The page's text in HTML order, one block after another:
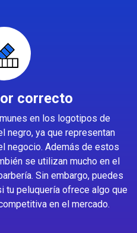
correcto
en los logotipos de
negro, ya que representan
negocio. Además de estos
se utilizan mucho en el
Sin embargo, puedes
tu peluquería ofrece algo que
en el mercado.